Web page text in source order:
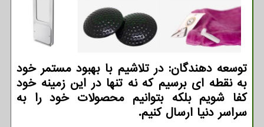
توسعه دهندگان: در تلاشیم با بهبود مستمر خود
به نقطه ای برسیم كه نه تنها در این زمینه خود
كفا شویم بلكه بتوانیم محصولات خود را به
سراسر دنیا ارسال كنیم.